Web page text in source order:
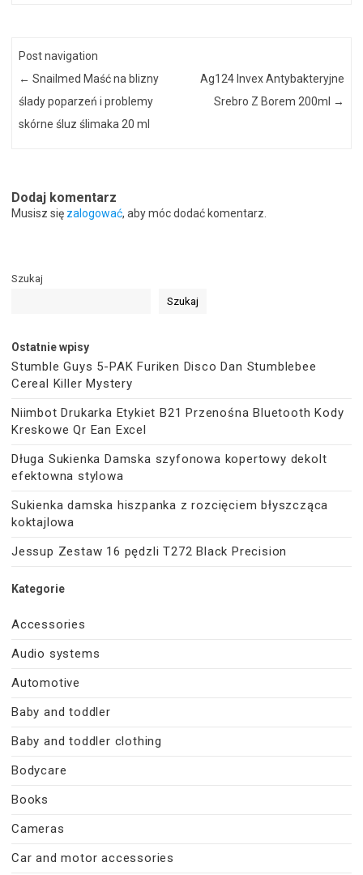
Post navigation
← Snailmed Maść na blizny
ślady poparzeń i problemy
skórne śluz ślimaka 20 ml
Ag124 Invex Antybakteryjne
Srebro Z Borem 200ml →
Dodaj komentarz
Musisz się zalogować, aby móc dodać komentarz.
Szukaj
Szukaj
Ostatnie wpisy
Stumble Guys 5-PAK Furiken Disco Dan Stumblebee
Cereal Killer Mystery
Niimbot Drukarka Etykiet B21 Przenośna Bluetooth Kody
Kreskowe Qr Ean Excel
Długa Sukienka Damska szyfonowa kopertowy dekolt
efektowna stylowa
Sukienka damska hiszpanka z rozcięciem błyszcząca
koktajlowa
Jessup Zestaw 16 pędzli T272 Black Precision
Kategorie
Accessories
Audio systems
Automotive
Baby and toddler
Baby and toddler clothing
Bodycare
Books
Cameras
Car and motor accessories